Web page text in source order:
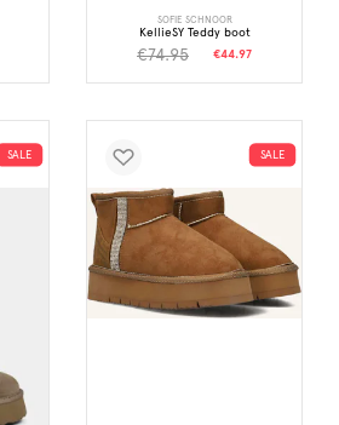
SOFIE SCHNOOR
KellieSY Teddy boot
€74.95 €44.97
SALE SALE